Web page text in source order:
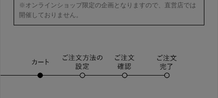
※オンラインショップ限定の企画となりますので、直営店では
開催しておりません。